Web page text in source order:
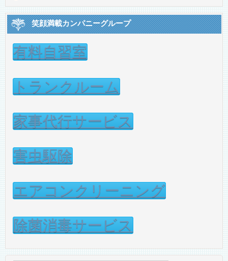
笑顔満載カンパニーグループ
有料自習室
トランクルーム
家事代行サービス
害虫駆除
エアコンクリーニング
除菌消毒サービス